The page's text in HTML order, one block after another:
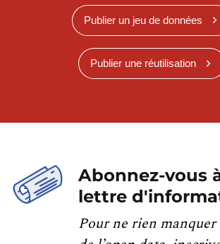
Publier un jeu de données
Publier une réutilisation
Abonnez-vous
lettre
Pour ne rien manquer